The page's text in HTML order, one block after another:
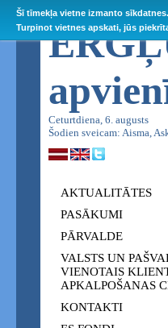
Šī tīmekļa vietne izmanto
Turpinot vietnes apskati, jūs
Ceturtdiena, 6. augusts
Šodien sveicam: Aisma,
AKTUALITĀTES
PASĀKUMI
PĀRVALDE
VALSTS UN
VIENOTAIS
APKALPOŠANAS
KONTAKTI